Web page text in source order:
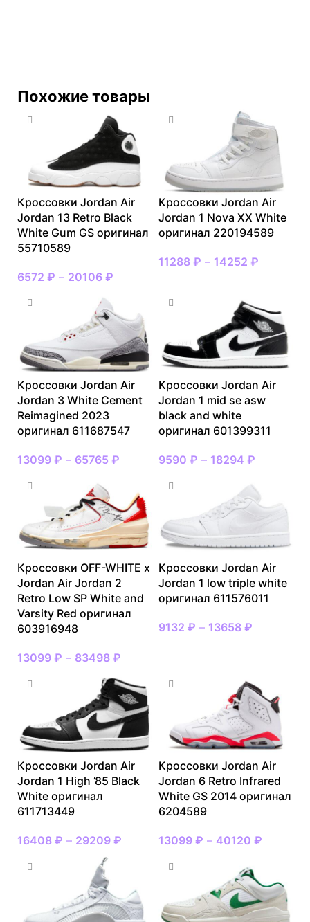
Похожие товары
Кроссовки Jordan Air
Jordan 13 Retro Black
White Gum GS оригинал
55710589
6572 ₽ – 20106 ₽
Кроссовки Jordan Air
Jordan 1 Nova XX White
оригинал 220194589
11288 ₽ – 14252 ₽
Кроссовки Jordan Air
Jordan 3 White Cement
Reimagined 2023
оригинал 611687547
13099 ₽ – 65765 ₽
Кроссовки Jordan Air
Jordan 1 mid se asw
black and white
оригинал 601399311
9590 ₽ – 18294 ₽
Кроссовки OFF-WHITE x
Jordan Air Jordan 2
Retro Low SP White and
Varsity Red оригинал
603916948
13099 ₽ – 83498 ₽
Кроссовки Jordan Air
Jordan 1 low triple white
оригинал 611576011
9132 ₽ – 13658 ₽
Кроссовки Jordan Air
Jordan 1 High ’85 Black
White оригинал
611713449
16408 ₽ – 29209 ₽
Кроссовки Jordan Air
Jordan 6 Retro Infrared
White GS 2014 оригинал
6204589
13099 ₽ – 40120 ₽